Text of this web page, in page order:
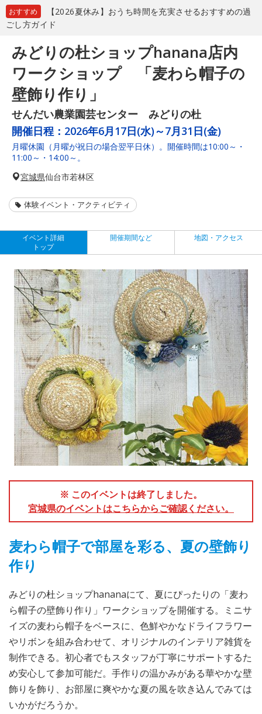
おすすめ
【2026夏休み】おうち時間を充実させるおすすめの過
ごし方ガイド
みどりの杜ショップhanana店内
ワークショップ 「麦わら帽子の
壁飾り作り」
せんだい農業園芸センター みどりの杜
開催日程： 2026年6月17日(水)～7月31日(金)
月曜休園（月曜が祝日の場合翌平日休）。開催時間は10:00～・
11:00～・14:00～。
宮城県仙台市若林区
体験イベント・アクティビティ
イベント詳細
トップ
開催期間など 地図・アクセス
※ このイベントは終了しました。
宮城県のイベントはこちらからご確認ください。
麦わら帽子で部屋を彩る、夏の壁飾り
作り
みどりの杜ショップhananaにて、夏にぴったりの「麦わ
ら帽子の壁飾り作り」ワークショップを開催する。ミニサ
イズの麦わら帽子をベースに、色鮮やかなドライフラワー
やリボンを組み合わせて、オリジナルのインテリア雑貨を
制作できる。初心者でもスタッフが丁寧にサポートするた
め安心して参加可能だ。手作りの温かみがある華やかな壁
飾りを飾り、お部屋に爽やかな夏の風を吹き込んでみては
いかがだろうか。